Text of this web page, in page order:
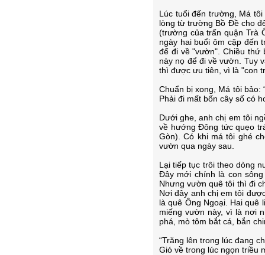
Lúc tuổi đến trường, Má
lòng từ trường Bồ Đề cho
(trường của trấn quận Trà
ngày hai buổi ôm cặp đến
để đi về "vườn". Chiều thứ
này nọ để đi về vườn. Tuy
thì được ưu tiên, vì là "con
Chuẩn bị xong, Má tôi
Phải đi mất bốn cây số có
Dưới ghe, anh chị em tôi
về hướng Đông tức quẹo
Gòn). Có khi má tôi ghé
vườn qua ngày sau.
Lại tiếp tục trôi theo dòng
Đây mới chính là con
Nhưng vườn quê tôi thì đi
Nơi đây anh chị em tôi
là quê Ông Ngoại. Hai
miếng vườn này, vì là nơi
phá, mò tôm bắt cá, bắn
“Trăng lên trong lúc đang
Gió về trong lúc ngọn triều